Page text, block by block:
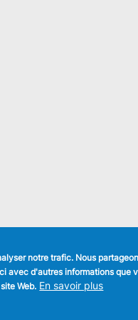
notre trafic. Nous
avec d'autres informations que
Web. En savoir plus